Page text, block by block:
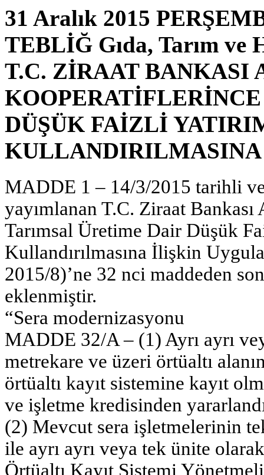
31 Aralık 2015
TEBLİĞ Gıda, Tarım ve
T.C. ZİRAAT BANKASI
DÜŞÜK FAİZLİ
MADDE 1 – 14/3/2015 tarihli ve
yayımlanan T.C. Ziraat
Tarımsal Üretime Dair Düşük
Kullandırılmasına İlişkin
2015/8)’ne 32 nci maddeden
eklenmiştir.
“Sera modernizasyonu
MADDE 32/A – (1) Ayrı ayrı
metrekare ve üzeri örtüaltı
örtüaltı kayıt sistemine kayıt
ve işletme kredisinden
(2) Mevcut sera işletmelerinin
ile ayrı ayrı veya tek ünite
Örtüaltı Kayıt Sistemi